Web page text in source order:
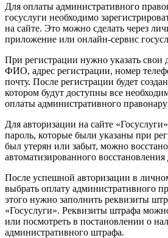
Для оплаты административного
госуслуги необходимо
на сайте. Это можно сделать через
приложение или онлайн-сервис
При регистрации нужно указать свои
ФИО, адрес регистрации, номер
почту. После регистрации будет
котором будут доступны все
оплаты административного
Для авторизации на сайте
пароль, которые были указаны при
был утерян или забыт, можно
автоматизированного восстановления
После успешной авторизации в
выбрать оплату административного
этого нужно заполнить реквизиты
«Госуслуги». Реквизиты штрафа
или посмотреть в постановлении о
административного штрафа.